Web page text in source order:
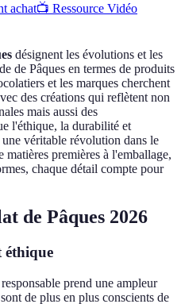
achat📺 Ressource Vidéo
désignent les évolutions et les
de Pâques en termes de produits
et les marques cherchent
des créations qui reflètent non
mais aussi des
l'éthique, la durabilité et
véritable révolution dans le
premières à l'emballage,
chaque détail compte pour
de Pâques 2026
éthique
prend une ampleur
de plus en plus conscients de